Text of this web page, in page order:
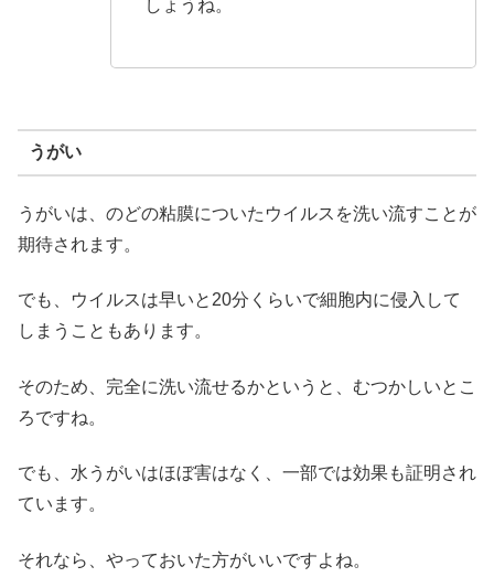
しょうね。
うがい
うがいは、のどの粘膜についたウイルスを洗い流すことが
期待されます。
でも、ウイルスは早いと20分くらいで細胞内に侵入して
しまうこともあります。
そのため、完全に洗い流せるかというと、むつかしいとこ
ろですね。
でも、水うがいはほぼ害はなく、一部では効果も証明され
ています。
それなら、やっておいた方がいいですよね。